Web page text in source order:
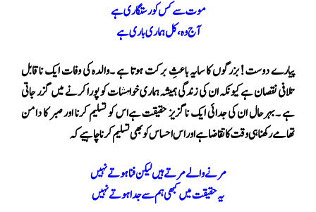
موت سے کس کو رستگاری ہے
آج وہ ، کل ہماری باری ہے
پیارے دوست!بزرگوں کا سایہ باعثِ برکت ہوتا ہے ۔والدہ کی وفات ایک ناقابل
تلافی نقصان ہے کیونکہ ان کی زندگی ہمیشہ ہماری خواہشات کو پورا کرنے میں گزر جاتی
ہے ۔بہرحال ان کی جدائی ایک ناگزیز حقیقت ہےاس کو تسلیم کرنا اور صبر کا دامن
تھامے رکھنا ہی وقت کا تقاضا ہےاور اس احساس کو بھی تسلیم کرنا چاہیےکہ
مرنے والے مرتے ہیں لیکن فنا ہوتے نہیں
یہ حقیقت میں کبھی ہم سے جدا ہوتے نہیں